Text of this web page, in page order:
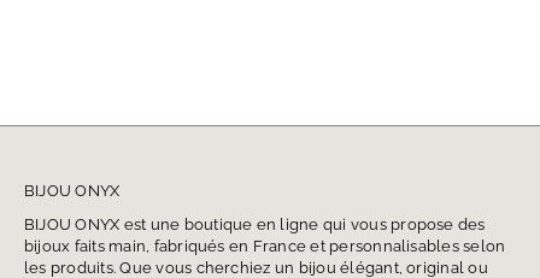
BIJOU ONYX
BIJOU ONYX est une boutique en ligne qui vous propose des
bijoux faits main, fabriqués en France et personnalisables selon
les produits. Que vous cherchiez un bijou élégant, original ou